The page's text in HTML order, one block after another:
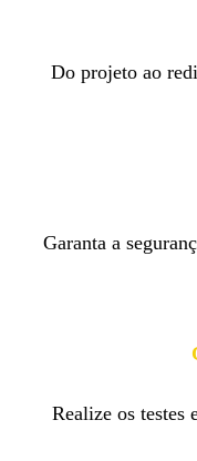
Do projeto ao
Garanta a
Realize os testes